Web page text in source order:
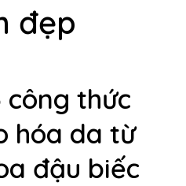
đẹp
công thức
hóa da từ
đậu biếc